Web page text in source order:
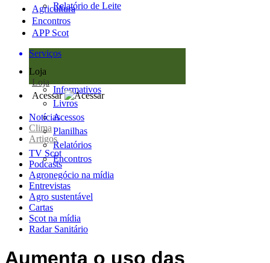
Relatório de Leite
Agricultura
Encontros
APP Scot
Serviços
Loja
Loja
Informativos
Livros
Acessos
Planilhas
Relatórios
Encontros
Acessar
Notícias
Clima
Artigos
TV Scot
Podcasts
Agronegócio na mídia
Entrevistas
Agro sustentável
Cartas
Scot na mídia
Radar Sanitário
Aumenta o uso das